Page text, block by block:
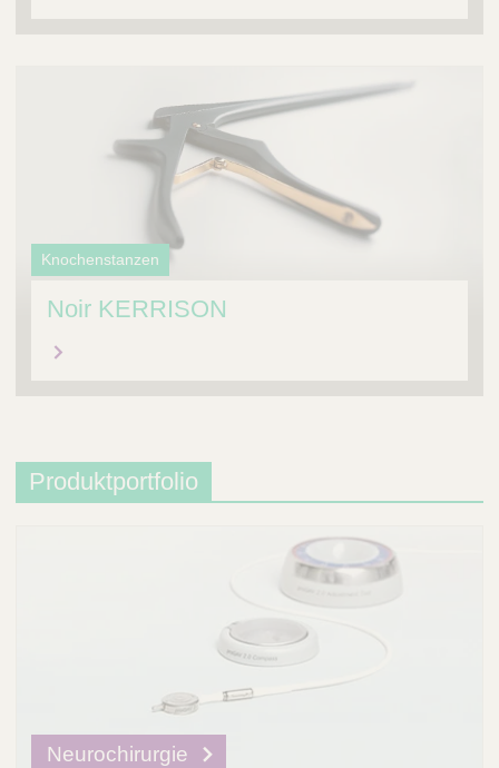
Knochenstanzen
Noir KERRISON
Produktportfolio
Neurochirurgie